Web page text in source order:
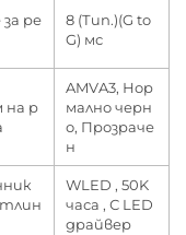
ре
8 (Тип.)(G to
G) мс
на р
AMVA3, Нор
мално черн
о, Прозраче
н
WLED , 50K
часа , С LED
драйвер